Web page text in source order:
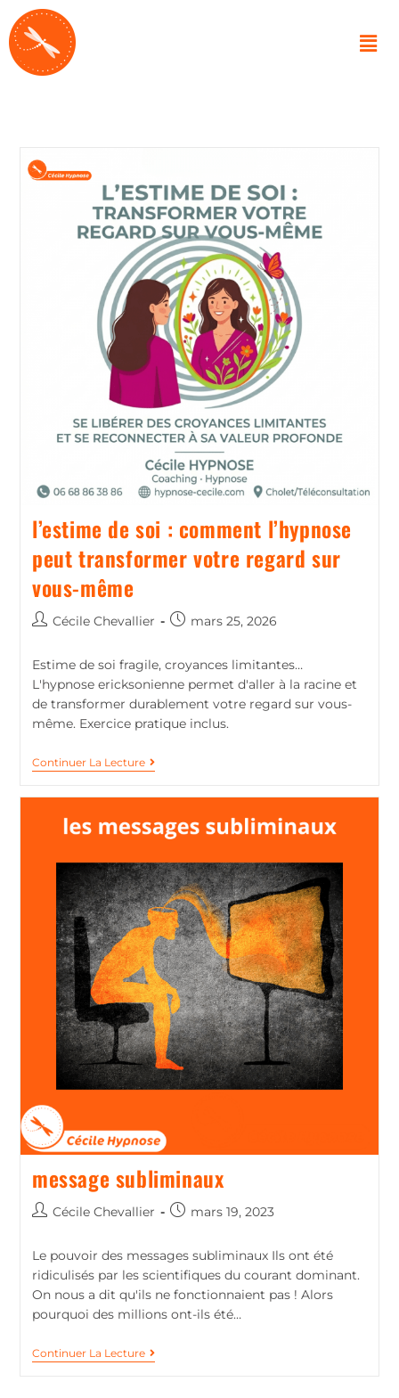
l’estime de soi : comment l’hypnose
peut transformer votre regard sur
vous-même
Cécile Chevallier mars 25, 2026
Estime de soi fragile, croyances limitantes…
L'hypnose ericksonienne permet d'aller à la racine et
de transformer durablement votre regard sur vous-
même. Exercice pratique inclus.
Continuer La Lecture
message subliminaux
Cécile Chevallier mars 19, 2023
Le pouvoir des messages subliminaux Ils ont été
ridiculisés par les scientifiques du courant dominant.
On nous a dit qu'ils ne fonctionnaient pas ! Alors
pourquoi des millions ont-ils été…
Continuer La Lecture